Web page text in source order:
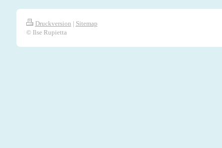
Druckversion | Sitemap
© Ilse Rupietta